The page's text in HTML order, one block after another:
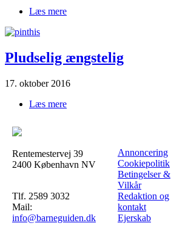
Læs mere
Pludselig ængstelig
17. oktober 2016
Læs mere
Rentemestervej 39
2400 København NV
Tlf. 2589 3032
Mail:
info@barneguiden.dk
Annoncering
Cookiepolitik
Betingelser &
Vilkår
Redaktion og
kontakt
Ejerskab